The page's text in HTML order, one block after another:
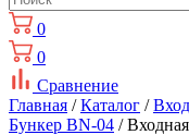
0
0
Сравнение
Главная /Каталог /
Бункер BN-04 /